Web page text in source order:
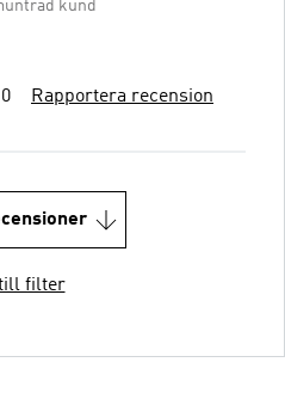
kund
0 Rapportera recension
till filter